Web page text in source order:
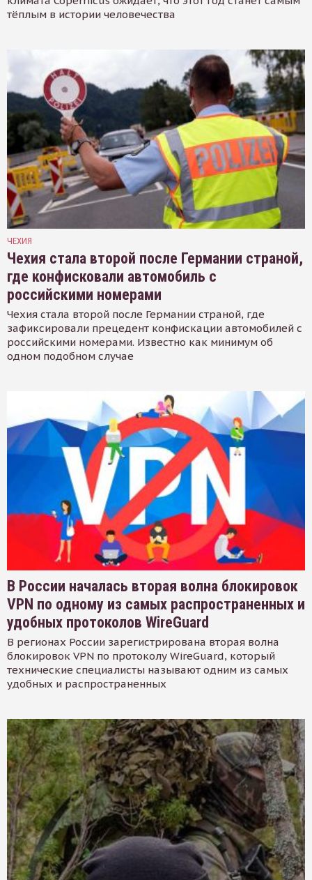
тёплым в истории человечества
ЧЕХИЯ
Чехия стала второй после Германии страной,
где конфисковали автомобиль с
российскими номерами
Чехия стала второй после Германии страной, где
зафиксировали прецедент конфискации автомобилей с
российскими номерами. Известно как минимум об
одном подобном случае
В России началась вторая волна блокировок
VPN по одному из самых распространенных и
удобных протоколов WireGuard
В регионах России зарегистрирована вторая волна
блокировок VPN по протоколу WireGuard, который
технические специалисты называют одним из самых
удобных и распространенных